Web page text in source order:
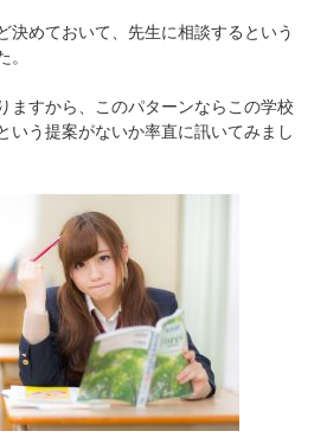
決めておいて、先生に相談するという
。
ますから、このパターンならこの学校
いう提案がないか率直に訊いてみまし